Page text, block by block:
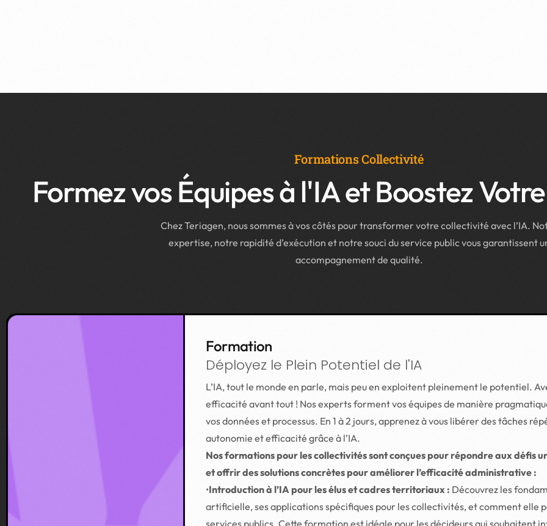
Formations Collectivité
Formez vos Équipes à l'IA et Boostez
Chez Teriagen, nous sommes à vos côtés pour transformer votre collectivité avec l’IA.
expertise, notre rapidité d’exécution et notre souci du service public vous garantissent
accompagnement de qualité.
Formation
Déployez le Plein Potentiel de l'IA
L’IA, tout le monde en parle, mais peu en exploitent pleinement le potentiel.
efficacité avant tout ! Nos experts forment vos équipes de manière
vos données et processus. En 1 à 2 jours, apprenez à vous libérer des tâches
autonomie et efficacité grâce à l’IA.
Nos formations pour les collectivités sont conçues pour répondre aux défis
et offrir des solutions concrètes pour améliorer l’efficacité administrative :
•Introduction à l’IA pour les élus et cadres territoriaux : Découvrez les
artificielle, ses applications spécifiques pour les collectivités, et comment elle